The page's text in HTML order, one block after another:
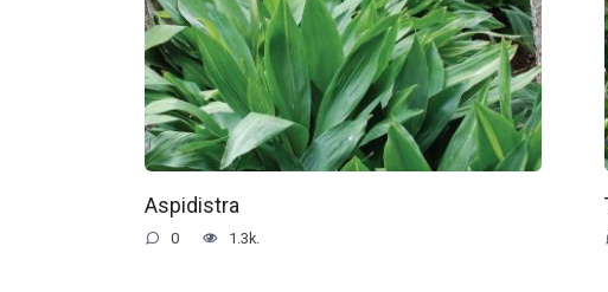
Aspidistra
0 1.3k.